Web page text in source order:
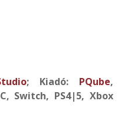
; Kiadó: PQube,
Switch, PS4|5, Xbox